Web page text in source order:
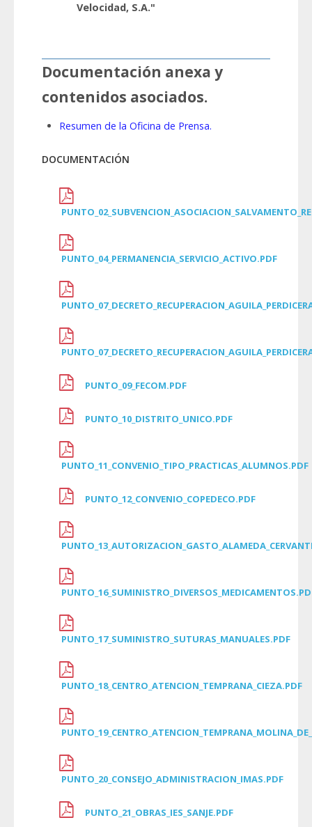
Velocidad, S.A."
Documentación anexa y
contenidos asociados.
Resumen de la Oficina de Prensa.
DOCUMENTACIÓN
PUNTO_04_PERMANENCIA_SERVICIO_ACTIVO.PDF
PUNTO_09_FECOM.PDF
PUNTO_10_DISTRITO_UNICO.PDF
PUNTO_11_CONVENIO_TIPO_PRACTICAS_ALUMNOS.PDF
PUNTO_12_CONVENIO_COPEDECO.PDF
PUNTO_17_SUMINISTRO_SUTURAS_MANUALES.PDF
PUNTO_18_CENTRO_ATENCION_TEMPRANA_CIEZA.PDF
PUNTO_20_CONSEJO_ADMINISTRACION_IMAS.PDF
PUNTO_21_OBRAS_IES_SANJE.PDF